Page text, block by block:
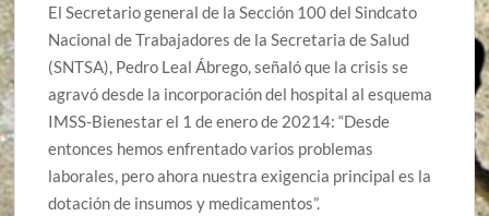
El Secretario general de la Sección 100 del Sindcato
Nacional de Trabajadores de la Secretaria de Salud
(SNTSA), Pedro Leal Ábrego, señaló que la crisis se
agravó desde la incorporación del hospital al esquema
IMSS-Bienestar el 1 de enero de 20214: “Desde
entonces hemos enfrentado varios problemas
laborales, pero ahora nuestra exigencia principal es la
dotación de insumos y medicamentos”.